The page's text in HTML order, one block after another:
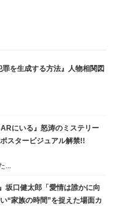
を生成する方法』人物相関図
にいる』怒涛のミステリー
スタービジュアル解禁!!
...
坂口健太郎「愛情は誰かに向
“家族の時間”を捉えた場面カ